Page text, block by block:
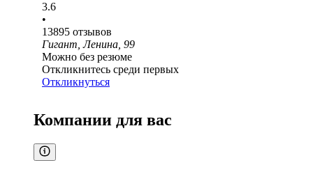
3.6
•
13895 отзывов
Гигант, Ленина, 99
Можно без резюме
Откликнитесь среди первых
Откликнуться
Компании для вас